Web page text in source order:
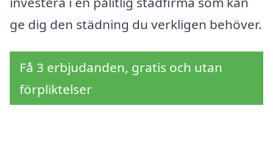
ge dig den städning du verkligen behöver.
Få 3 erbjudanden, gratis och utan
förpliktelser